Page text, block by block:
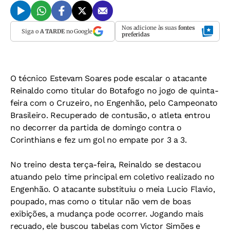
Siga o A TARDEno Google Nos adicione às suas fontes
preferidas
O técnico Estevam Soares pode escalar o atacante
Reinaldo como titular do Botafogo no jogo de quinta-
feira com o Cruzeiro, no Engenhão, pelo Campeonato
Brasileiro. Recuperado de contusão, o atleta entrou
no decorrer da partida de domingo contra o
Corinthians e fez um gol no empate por 3 a 3.
No treino desta terça-feira, Reinaldo se destacou
atuando pelo time principal em coletivo realizado no
Engenhão. O atacante substituiu o meia Lucio Flavio,
poupado, mas como o titular não vem de boas
exibições, a mudança pode ocorrer. Jogando mais
recuado, ele buscou tabelas com Victor Simões e